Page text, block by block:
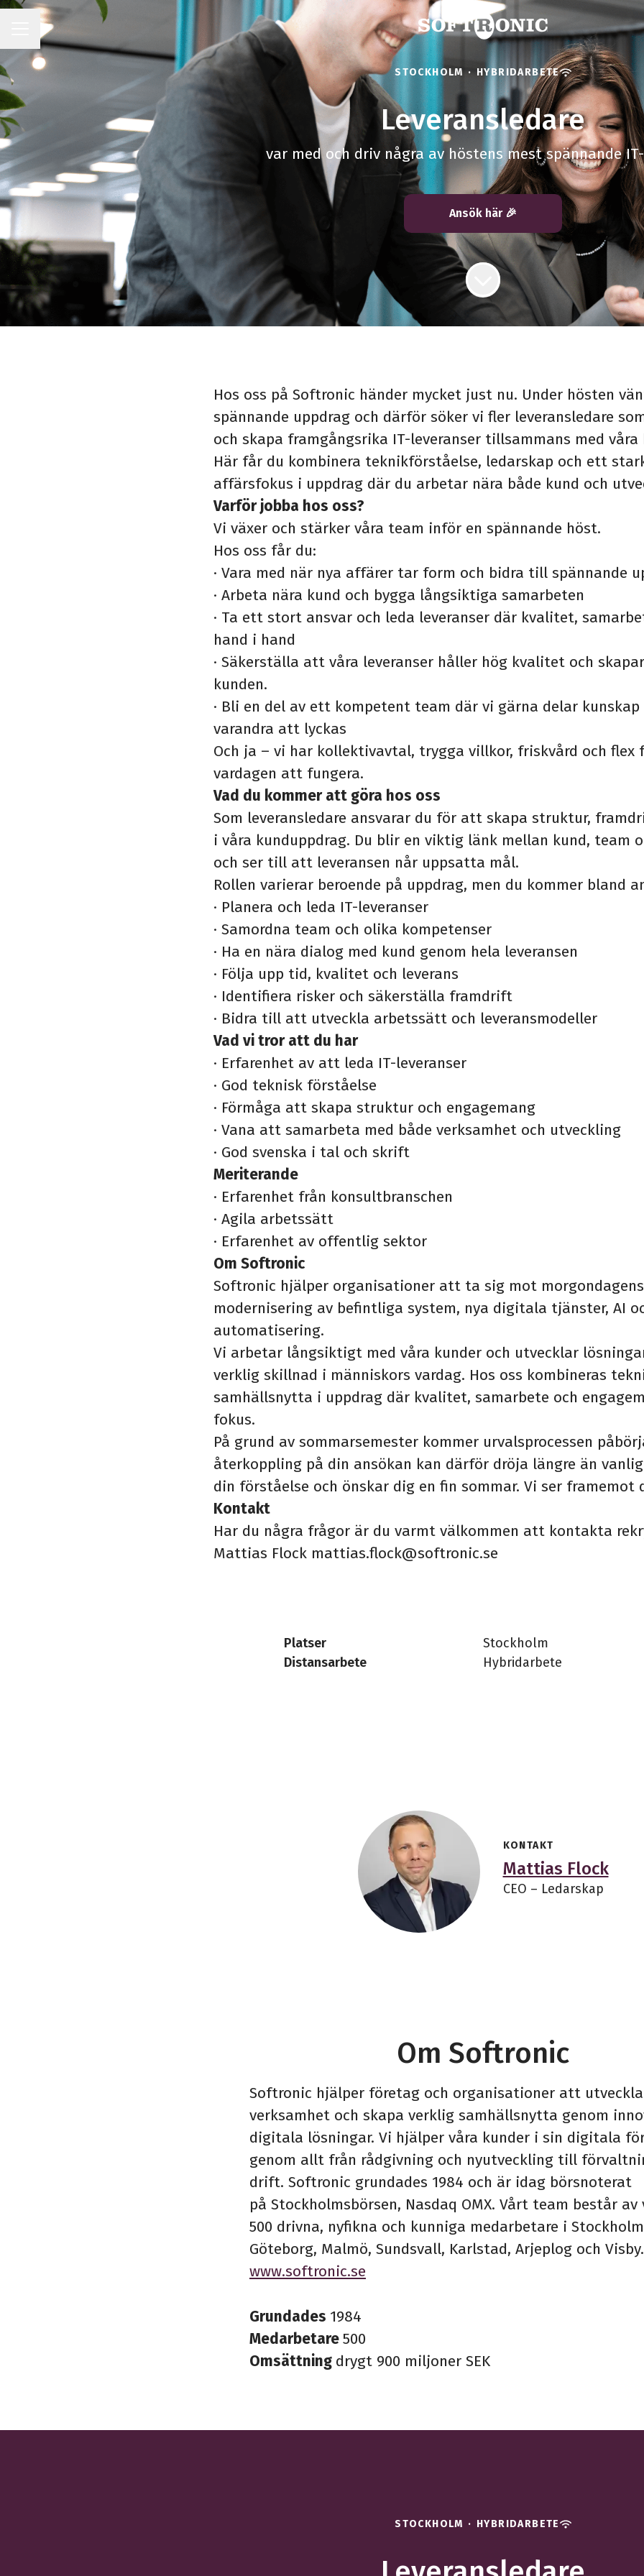
KARRIÄRMENY
STOCKHOLM · HYBRIDARBETE
Leveransledare
var med och driv några av höstens mest spännande
Ansök här 🎉
Hos oss på Softronic händer mycket just nu. Under hösten
spännande uppdrag och därför söker vi fler leveransledare
och skapa framgångsrika IT-leveranser tillsammans med våra
Här får du kombinera teknikförståelse, ledarskap och ett
affärsfokus i uppdrag där du arbetar nära både kund och
Varför jobba hos oss?
Vi växer och stärker våra team inför en spännande höst.
Hos oss får du:
· Vara med när nya affärer tar form och bidra till spännande
· Arbeta nära kund och bygga långsiktiga samarbeten
· Ta ett stort ansvar och leda leveranser där kvalitet,
hand i hand
· Säkerställa att våra leveranser håller hög kvalitet och
kunden.
· Bli en del av ett kompetent team där vi gärna delar
varandra att lyckas
Och ja – vi har kollektivavtal, trygga villkor, friskvård och
vardagen att fungera.
Vad du kommer att göra hos oss
Som leveransledare ansvarar du för att skapa struktur,
i våra kunduppdrag. Du blir en viktig länk mellan kund, team
och ser till att leveransen når uppsatta mål.
Rollen varierar beroende på uppdrag, men du kommer bland
· Planera och leda IT-leveranser
· Samordna team och olika kompetenser
· Ha en nära dialog med kund genom hela leveransen
· Följa upp tid, kvalitet och leverans
· Identifiera risker och säkerställa framdrift
· Bidra till att utveckla arbetssätt och leveransmodeller
Vad vi tror att du har
· Erfarenhet av att leda IT-leveranser
· God teknisk förståelse
· Förmåga att skapa struktur och engagemang
· Vana att samarbeta med både verksamhet och utveckling
· God svenska i tal och skrift
Meriterande
· Erfarenhet från konsultbranschen
· Agila arbetssätt
· Erfarenhet av offentlig sektor
Om Softronic
Softronic hjälper organisationer att ta sig mot
modernisering av befintliga system, nya digitala tjänster, AI
automatisering.
Vi arbetar långsiktigt med våra kunder och utvecklar
verklig skillnad i människors vardag. Hos oss kombineras
samhällsnytta i uppdrag där kvalitet, samarbete och
fokus.
På grund av sommarsemester kommer urvalsprocessen
återkoppling på din ansökan kan därför dröja längre än
din förståelse och önskar dig en fin sommar. Vi ser framemot
Kontakt
Har du några frågor är du varmt välkommen att kontakta
Mattias Flock mattias.flock@softronic.se
Platser
Stockholm
Distansarbete
Hybridarbete
KONTAKT
Mattias Flock
CEO – Ledarskap
Om Softronic
Softronic hjälper företag och organisationer att
verksamhet och skapa verklig samhällsnytta genom
digitala lösningar. Vi hjälper våra kunder i sin digitala
genom allt från rådgivning och nyutveckling till
drift. Softronic grundades 1984 och är idag börsnoterat
på Stockholmsbörsen, Nasdaq OMX. Vårt team består av
500 drivna, nyfikna och kunniga medarbetare i
Göteborg, Malmö, Sundsvall, Karlstad, Arjeplog och Visby.
www.softronic.se
Grundades 1984
Medarbetare500
Omsättning drygt 900 miljoner SEK
STOCKHOLM · HYBRIDARBETE